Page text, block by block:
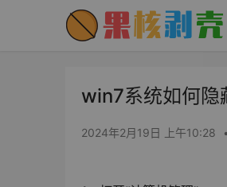
win7系统如何隐
2024年2月19日 上午10:28 •